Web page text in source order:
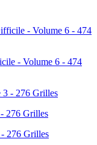
- Volume 6 - 474
276 Grilles